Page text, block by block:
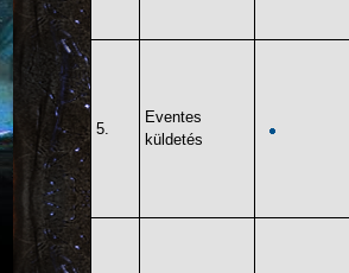
5.
Eventes
küldetés